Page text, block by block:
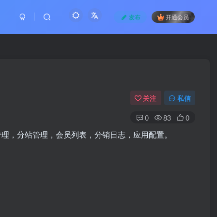
发布 开通会员
关注 私信
0 83 0
，分站管理，会员列表，分销日志，应用配置。